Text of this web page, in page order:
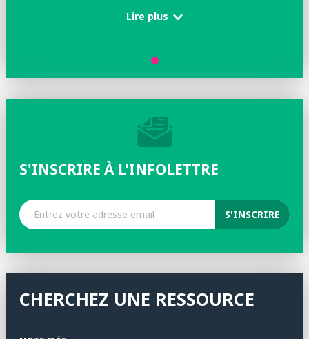
microclimat engendré par la structure spatiale des
programmes de recherche afin de quantifier le rôle des
de Physique et Physiologie Intégratives de l’Arbre en
Lire plus
S'INSCRIRE À L'INFOLETTRE
CHERCHEZ UNE RESSOURCE